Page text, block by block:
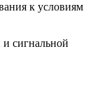
к условиям
и сигнальной